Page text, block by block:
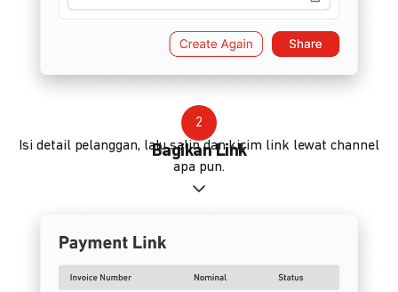
2
Bagikan Link
Isi detail pelanggan, lalu salin dan kirim link lewat channel
apa pun.